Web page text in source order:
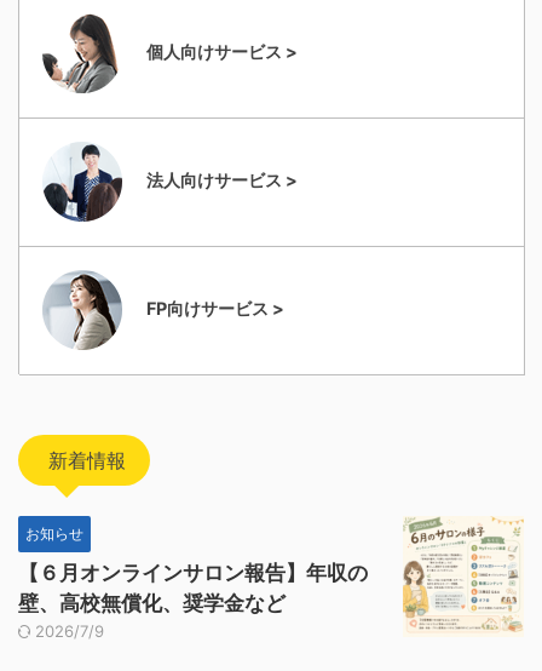
個人向けサービス >
法人向けサービス >
FP向けサービス >
新着情報
お知らせ
【６月オンラインサロン報告】年収の
壁、高校無償化、奨学金など
2026/7/9